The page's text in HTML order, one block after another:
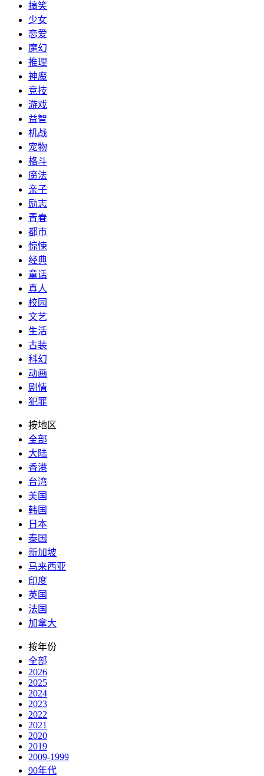
搞笑
少女
恋爱
魔幻
推理
神魔
竞技
游戏
益智
机战
宠物
格斗
魔法
亲子
励志
青春
都市
惊悚
经典
童话
真人
校园
文艺
生活
古装
科幻
动画
剧情
犯罪
按地区
全部
大陆
香港
台湾
美国
韩国
日本
泰国
新加坡
马来西亚
印度
英国
法国
加拿大
按年份
全部
2026
2025
2024
2023
2022
2021
2020
2019
2009-1999
90年代